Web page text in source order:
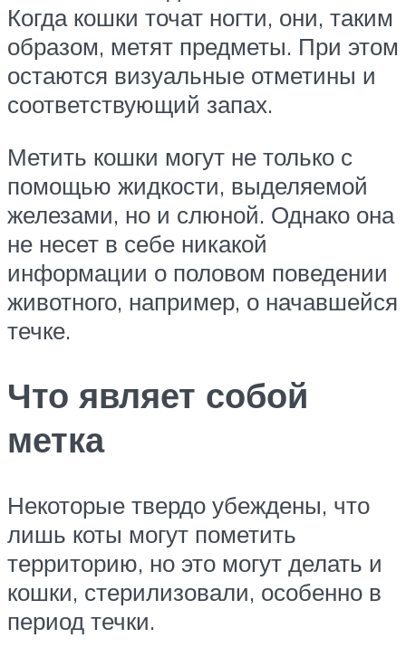
Когда кошки точат ногти, они, таким
образом, метят предметы. При этом
остаются визуальные отметины и
соответствующий запах.
Метить кошки могут не только с
помощью жидкости, выделяемой
железами, но и слюной. Однако она
не несет в себе никакой
информации о половом поведении
животного, например, о начавшейся
течке.
Что являет собой
метка
Некоторые твердо убеждены, что
лишь коты могут пометить
территорию, но это могут делать и
кошки, стерилизовали, особенно в
период течки.